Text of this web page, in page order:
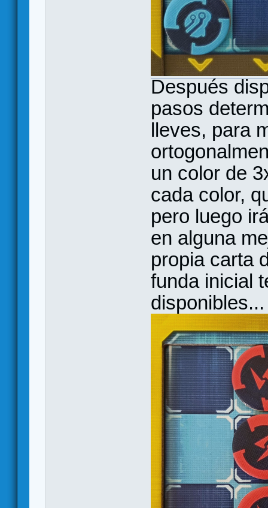
Después
pasos
lleves, para
un color de
cada color,
pero luego
en alguna
propia carta
funda inicial
disponibles...